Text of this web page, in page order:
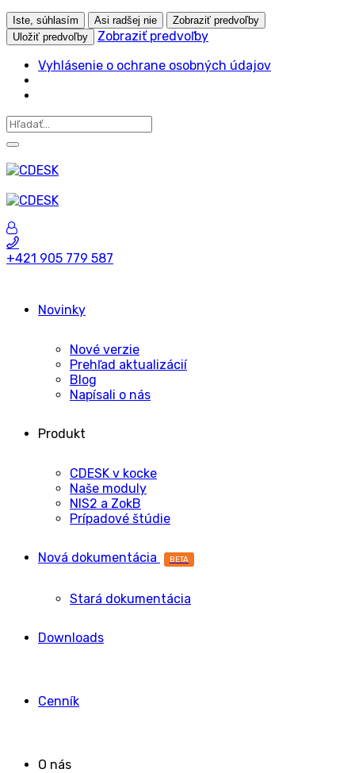
Iste, súhlasím Asi radšej nie
Zobraziť predvoľby
Uložiť predvoľby
Zobraziť predvoľby
Vyhlásenie o ochrane osobných údajov
+421 905 779 587
Novinky
Nové verzie
Prehľad aktualizácií
Blog
Napísali o nás
Produkt
CDESK v kocke
Naše moduly
NIS2 a ZokB
Prípadové štúdie
Nová dokumentácia BETA
Stará dokumentácia
Downloads
Cenník
O nás